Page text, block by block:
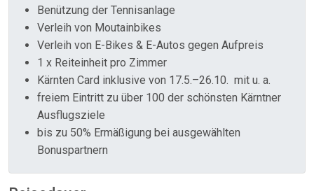
Benützung der Tennisanlage
Verleih von Moutainbikes
Verleih von E-Bikes & E-Autos gegen Aufpreis
1 x Reiteinheit pro Zimmer
Kärnten Card inklusive von 17.5.–26.10. mit u. a.
freiem Eintritt zu über 100 der schönsten Kärntner
Ausflugsziele
bis zu 50% Ermäßigung bei ausgewählten
Bonuspartnern